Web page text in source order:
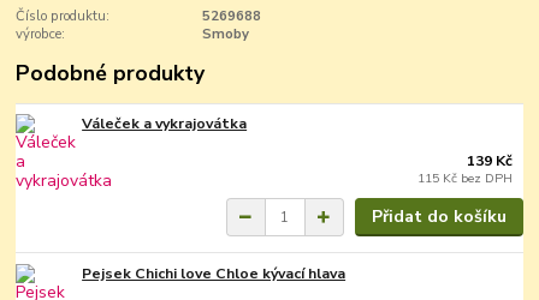
Číslo produktu:
5269688
výrobce:
Smoby
Podobné produkty
Váleček a vykrajovátka
139 Kč
115 Kč bez DPH
Přidat do košíku
Pejsek Chichi love Chloe kývací hlava